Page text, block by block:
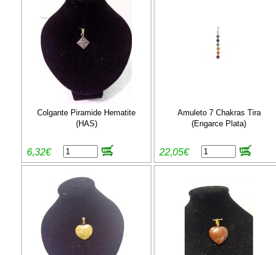
Colgante Piramide Hematite
(HAS)
6,32€
Amuleto 7 Chakras Tira
(Engarce Plata)
22,05€